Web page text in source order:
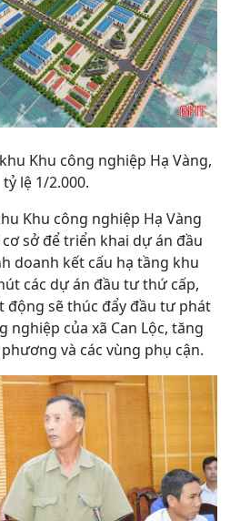
Khu công nghiệp Hạ Vàng,
tỷ lệ 1/2.000.
Khu công nghiệp Hạ Vàng
sở để triển khai dự án đầu
doanh kết cấu hạ tầng khu
các dự án đầu tư thứ cấp,
động sẽ thúc đẩy đầu tư phát
nghiệp của xã Can Lộc, tăng
và các vùng phụ cận.